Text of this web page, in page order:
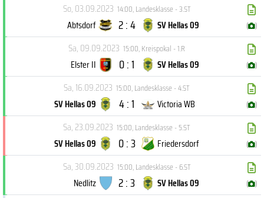
So, 03.09.2023 14:00,Landesklasse - 3.ST
Abtsdorf 2 : 4 SV Hellas 09 ( )
Sa, 09.09.2023 15:00,Kreispokal - 1.R
Elster II 0 : 1 SV Hellas 09 ( )
Sa, 16.09.2023 15:00,Landesklasse - 4.ST
SV Hellas 09 4 : 1 Victoria WB ( )
Sa, 23.09.2023 15:00,Landesklasse - 5.ST
SV Hellas 09 0 : 3 Friedersdorf ( )
Sa, 30.09.2023 15:00,Landesklasse - 6.ST
Nedlitz 2 : 3 SV Hellas 09 ( )